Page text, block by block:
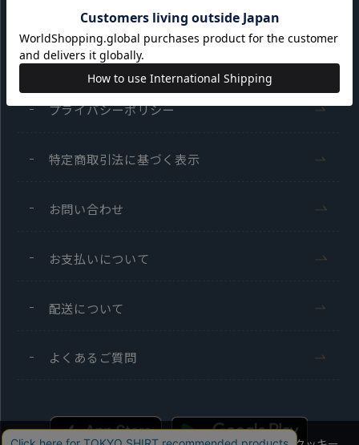
サイト利用規約
会員利用規約
プライバシーポリシー
特定商取引法に基づく表示
お問い合わせ
お支払いについて
配送について
よくあるご質問